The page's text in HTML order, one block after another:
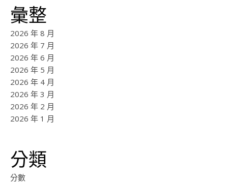
彙整
2026 年 8 月
2026 年 7 月
2026 年 6 月
2026 年 5 月
2026 年 4 月
2026 年 3 月
2026 年 2 月
2026 年 1 月
分類
分數